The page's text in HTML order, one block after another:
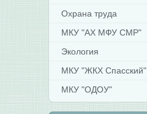
Охрана труда
МКУ "АХ МФУ СМР"
Экология
МКУ "ЖКХ Спасский"
МКУ "ОДОУ"